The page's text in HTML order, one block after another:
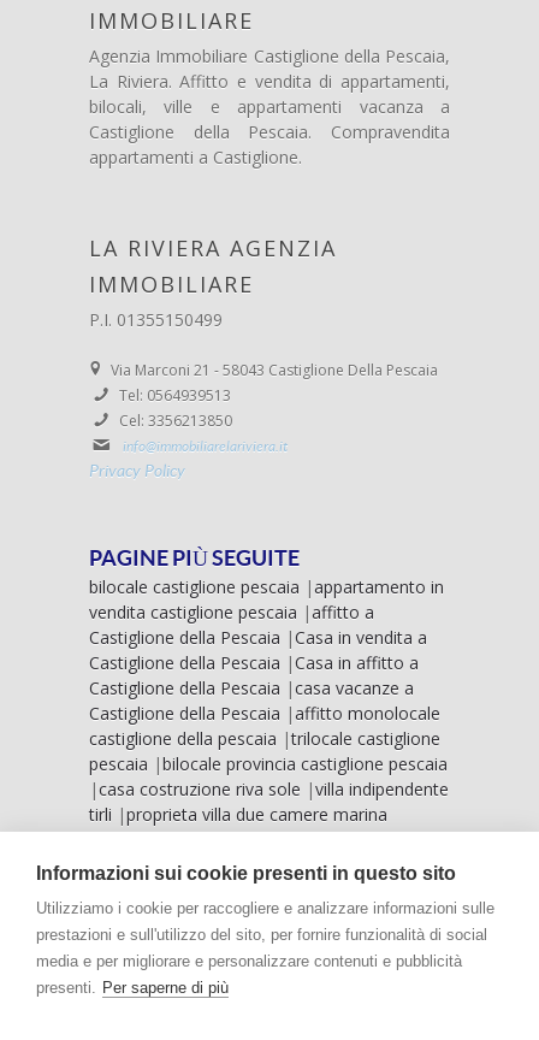
IMMOBILIARE
Agenzia Immobiliare Castiglione della Pescaia,
La Riviera. Affitto e vendita di appartamenti,
bilocali, ville e appartamenti vacanza a
Castiglione della Pescaia. Compravendita
appartamenti a Castiglione.
LA RIVIERA AGENZIA
IMMOBILIARE
P.I. 01355150499
Via Marconi 21 - 58043 Castiglione Della Pescaia
Tel: 0564939513
Cel: 3356213850
info@immobiliarelariviera.it
Privacy Policy
PAGINE PIÙ SEGUITE
bilocale castiglione pescaia |appartamento in
vendita castiglione pescaia |affitto a
Castiglione della Pescaia |Casa in vendita a
Castiglione della Pescaia |Casa in affitto a
Castiglione della Pescaia |casa vacanze a
Castiglione della Pescaia |affitto monolocale
castiglione della pescaia |trilocale castiglione
pescaia |bilocale provincia castiglione pescaia
|casa costruzione riva sole |villa indipendente
tirli |proprieta villa due camere marina
grosseto|vista mare castiglione pescaia|villa
mare riva sole|case vista mare marina
villa vista mare punta ala
Informazioni sui cookie presenti in questo sito
Utilizziamo i cookie per raccogliere e analizzare informazioni sulle
prestazioni e sull'utilizzo del sito, per fornire funzionalità di social
media e per migliorare e personalizzare contenuti e pubblicità
presenti. Per saperne di più